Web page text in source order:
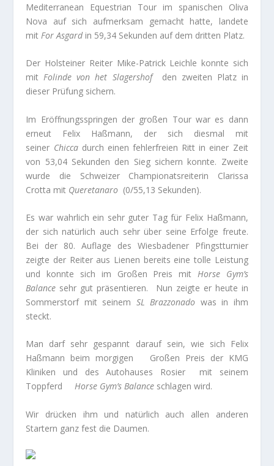
Mediterranean Equestrian Tour im spanischen Oliva
Nova auf sich aufmerksam gemacht hatte, landete
mit For Asgard in 59,34 Sekunden auf dem dritten Platz.
Der Holsteiner Reiter Mike-Patrick Leichle konnte sich
mitFolinde von het Slagershof
den zweiten Platz in
dieser Prüfung sichern.
Im Eröffnungsspringen der großen Tour war es dann
erneut Felix Haßmann, der sich diesmal mit
seiner Chiccadurch einen fehlerfreien Ritt in einer Zeit
von 53,04 Sekunden den Sieg sichern konnte. Zweite
wurde die Schweizer Championatsreiterin Clarissa
Crotta mit Queretanaro (0/55,13 Sekunden).
Es war wahrlich ein sehr guter Tag für Felix Haßmann,
der sich natürlich auch sehr über seine Erfolge freute.
Bei der 80. Auflage des Wiesbadener Pfingstturnier
zeigte der Reiter aus Lienen bereits eine tolle Leistung
und konnte sich im Großen Preis mit Horse Gym’s
Balance sehr gut präsentieren. Nun zeigte er heute in
Sommerstorf mit seinem SL Brazzonado was in ihm
steckt.
Man darf sehr gespannt darauf sein, wie sich Felix
Haßmann beim morgigen Großen Preis der KMG
Kliniken und des Autohauses Rosier mit seinem
ToppferdHorse Gym’s Balance schlagen wird.
Wir drücken ihm und natürlich auch allen anderen
Startern ganz fest die Daumen.